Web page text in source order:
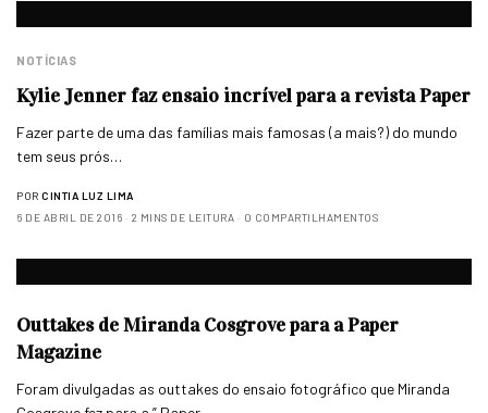
NOTÍCIAS
Kylie Jenner faz ensaio incrível para a revista Paper
Fazer parte de uma das famílias mais famosas (a mais?) do mundo
tem seus prós…
POR CINTIA LUZ LIMA
6 DE ABRIL DE 2016
2 MINS DE LEITURA 0 COMPARTILHAMENTOS
Outtakes de Miranda Cosgrove para a Paper
Magazine
Foram divulgadas as outtakes do ensaio fotográfico que Miranda